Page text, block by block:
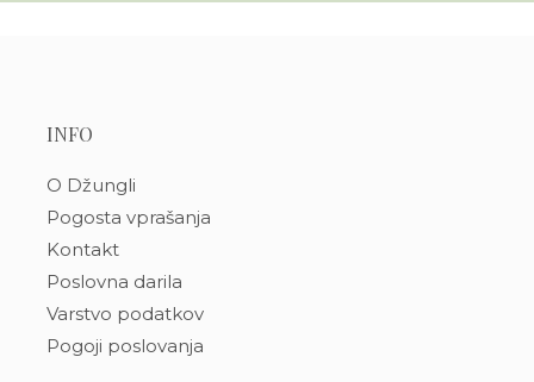
INFO
O Džungli
Pogosta vprašanja
Kontakt
Poslovna darila
Varstvo podatkov
Pogoji poslovanja